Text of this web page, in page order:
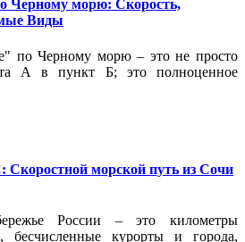
Черному морю: Скорость,
Виды
по Черному морю – это не просто
А в пункт Б; это полноценное
морской путь из Сочи
России – это километры
бесчисленные курорты и города,